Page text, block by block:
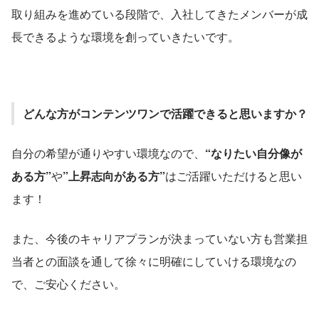
取り組みを進めている段階で、入社してきたメンバーが成
長できるような環境を創っていきたいです。
どんな方がコンテンツワンで活躍できると思いますか？
自分の希望が通りやすい環境なので、 “なりたい自分像が
ある方”や”上昇志向がある方”はご活躍いただけると思い
ます！
また、今後のキャリアプランが決まっていない方も営業担
当者との面談を通して徐々に明確にしていける環境なの
で、ご安心ください。